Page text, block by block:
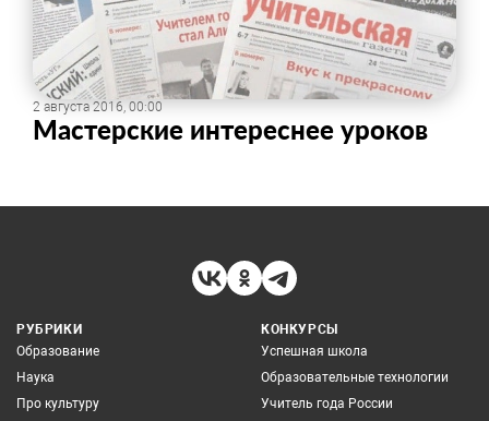
2 августа 2016, 00:00
Мастерские интереснее уроков
РУБРИКИ
Образование
Наука
Про культуру
КОНКУРСЫ
Успешная школа
Образовательные технологии
Учитель года России